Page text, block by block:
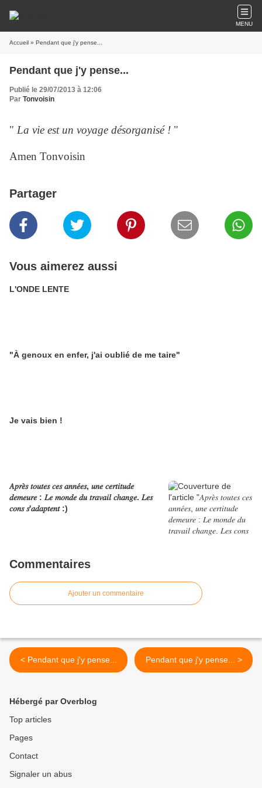
MENU
Accueil » Pendant que j'y pense...
Pendant que j'y pense...
Publié le 29/07/2013 à 12:06
Par Tonvoisin
" La vie est un voyage désorganisé ! "
Amen Tonvoisin
Partager
Vous aimerez aussi
L'ONDE LENTE
"À genoux en enfer, j'ai oublié de me taire"
Je vais bien !
𝐴𝑝𝑟𝑒̀𝑠 𝑡𝑜𝑢𝑡𝑒𝑠 𝑐𝑒𝑠 𝑎𝑛𝑛𝑒́𝑒𝑠, 𝑢𝑛𝑒 𝑐𝑒𝑟𝑡𝑖𝑡𝑢𝑑𝑒
𝑑𝑒𝑚𝑒𝑢𝑟𝑒 : 𝐿𝑒 𝑚𝑜𝑛𝑑𝑒 𝑑𝑢 𝑡𝑟𝑎𝑣𝑎𝑖𝑙 𝑐ℎ𝑎𝑛𝑔𝑒. 𝐿𝑒𝑠
𝑐𝑜𝑛𝑠 𝑠'𝑎𝑑𝑎𝑝𝑡𝑒𝑛𝑡 :)
Commentaires
Ajouter un commentaire
< Pendant que j'y pense... Pendant que j'y pense... >
Hébergé par Overblog
Top articles
Pages
Contact
Signaler un abus